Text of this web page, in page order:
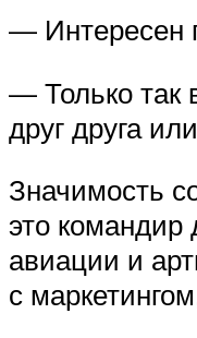
— Интересен
— Только так
друг друга
Значимость
это командир
авиации и
с